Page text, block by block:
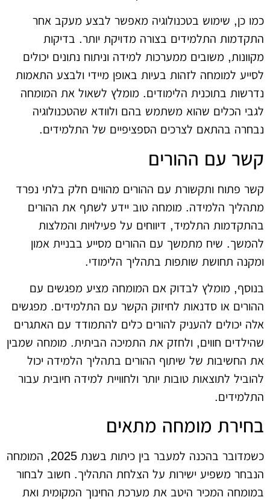
כמו כן, שימוש בטכנולוגיה מאפשר לבצע מעקב אחר
התקדמות התלמידים בצורה מדויקת יותר. בדיקות
מקוונות, משובים ממערכות למידה וניתוח נתונים יכולים
לסייע למומחה לזהות בעיות באופן מיידי ולבצע התאמות
נדרשות בתוכנית הלימודים. מומלץ לשאול את המומחה
לגבי הכלים שהוא משתמש בהם ולוודא שהטכנולוגיה
נבחרה בהתאם לצרכים הספציפיים של התלמידים.
קשר עם ההורים
קשר פתוח ותקשורת עם ההורים מהווים חלק בלתי נפרד
מתהליך הלמידה. מומחה טוב יידע לשתף את ההורים
בהתקדמות התלמיד, דיווחים על פעילויות והמלצות
להמשך. שיח מתמשך עם ההורים מסייע בבניית אמון
ומקנה תחושת שותפות בתהליך הלימודי.
בנוסף, מומלץ לבדוק אם המומחה מציע מפגשים עם
ההורים או סדנאות לחיזוק הקשר עם התלמידים. מפגשים
אלה יכולים להעניק להורים כלים להתמודד עם האתגרים
שהילדים חווים, ולחזק את התמיכה הביתית. מומחה שמבין
את החשיבות של שיתוף ההורים בתהליך הלמידה יכול
להוביל לתוצאות טובות יותר ולחוויית למידה חיובית עבור
התלמידים.
בחירת מומחה מתאים
כשמדובר בהכנה למעבר בין כיתות בשנת 2025, המומחה
הנבחר משפיע ישירות על הצלחת התהליך. חשוב לבחור
במומחה המכיר היטב את מערכת החינוך המקומית ואת